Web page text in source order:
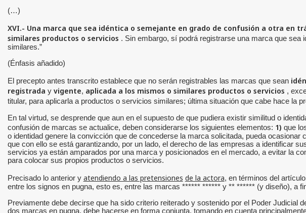
(…)
XVI.- Una marca que sea idéntica o semejante en grado de confusión a otra en
similares productos o servicios . Sin embargo, sí podrá registrarse una marca que sea
similares.”
(Énfasis añadido)
El precepto antes transcrito establece que no serán registrables las marcas que sean
registrada y vigente, aplicada a los mismos o similares productos o servicios ,
titular, para aplicarla a productos o servicios similares; última situación que cabe hace la
En tal virtud, se desprende que aun en el supuesto de que pudiera existir similitud o
confusión de marcas se actualice, deben considerarse los siguientes elementos: 1) que
o identidad genere la convicción que de concederse la marca solicitada, pueda
que con ello se está garantizando, por un lado, el derecho de las empresas a identificar
servicios ya están amparados por una marca y posicionados en el mercado, a evitar la
para colocar sus propios productos o servicios.
Precisado lo anterior y atendiendo a las pretensiones de la actora, en términos del
entre los signos en pugna, esto es, entre las marcas ****** ****** y ** ****** (y diseño), a
Previamente debe decirse que ha sido criterio reiterado y sostenido por el Poder
dos marcas en pugna, debe hacerse en forma conjunta, tomando en cuenta